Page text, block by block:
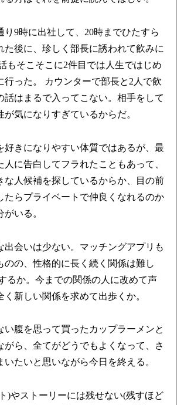
り9時に出社して、20時までひたすら
た後に、珍しく部長に誘われて飲みに
もそこそこに2件目では人生ではじめ
行った。 カウンターで部長と2人で飲
話はまるで入ってこない。相手をして
が気になりすぎているからだ。
好きになりやすい体質ではあるが、最
人に告白してフラれたこともあって、
な人候補を探しているからか、目の前
たらプライベートで仲良くなれるのか
いる。
出会いは少ない。マッチングアプリも
のの、性格的に長く続く関係は難し
るか。今までの関係の人に改めて声
く新しい関係を求めて出歩くか。
い腹を思って買ったカップラーメンと
がら、全てがどうでもよくなって、さ
いたいと思いながら今日を終える。
)やストーリーには残せない(残すほど